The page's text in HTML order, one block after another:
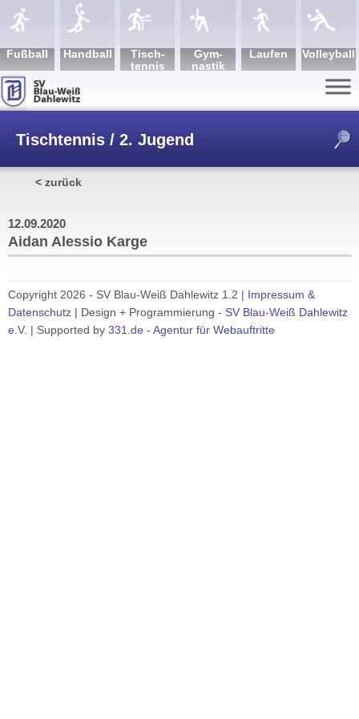
Fuß­ball Hand­ball
Tisch­
tennis
Gym­
nastik
Lau­fen Volley­ball
Tischtennis / 2. Jugend
< zurück
12.09.2020
Aidan Alessio Karge
Copyright 2026 - SV Blau-Weiß Dahlewitz 1.2 | Impressum &
Datenschutz | Design + Programmierung - SV Blau-Weiß Dahlewitz
e.V. | Supported by 331.de - Agentur für Webauftritte